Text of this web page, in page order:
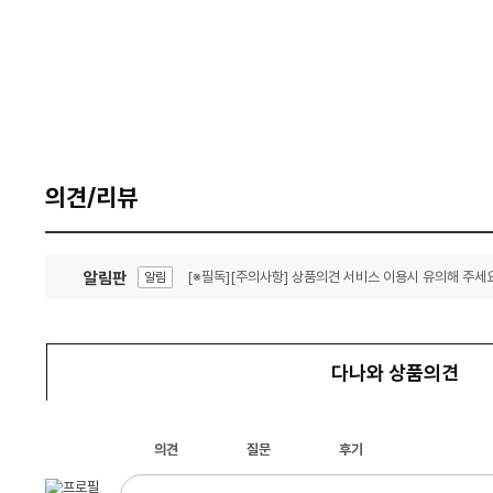
의견/리뷰
알림판 알림 [※필독][주의사항] 상품의견 서비스 이용시 유의해 주세
다나와 상품의견
의견 질문 후기